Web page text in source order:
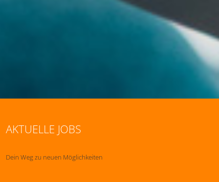
AKTUELLE JOBS
Dein Weg zu neuen Möglichkeiten